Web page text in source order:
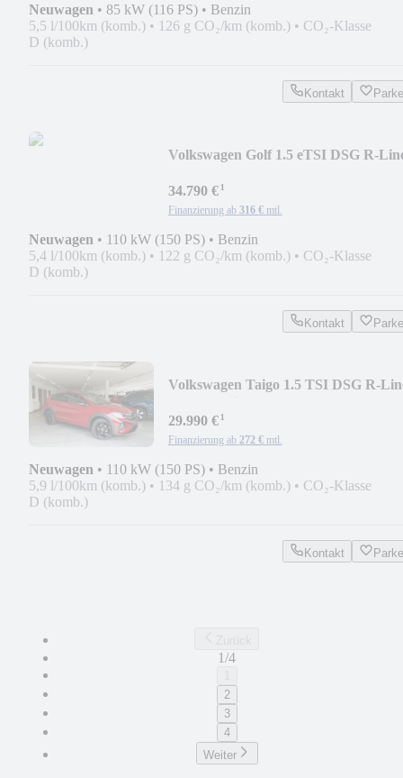
Neuwagen • 85 kW (116 PS) • Benzin
5,5 l/100km (komb.) • 126 g CO₂/km (komb.) • CO₂-Klasse
D (komb.)
Kontakt
Volkswagen Golf 1.5 eTSI DSG R-
34.790 €¹
Finanzierung ab 316 € mtl.
Neuwagen • 110 kW (150 PS) • Benzin
5,4 l/100km (komb.) • 122 g CO₂/km (komb.) • CO₂-Klasse
D (komb.)
Kontakt
Volkswagen Taigo 1.5 TSI DSG R-
29.990 €¹
Finanzierung ab 272 € mtl.
Neuwagen • 110 kW (150 PS) • Benzin
5,9 l/100km (komb.) • 134 g CO₂/km (komb.) • CO₂-Klasse
D (komb.)
Kontakt
1/4
2
3
4
Weiter